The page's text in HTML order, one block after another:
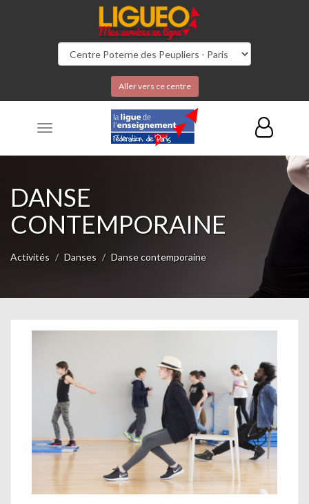
Aller vers ce centre
Toggle
DANSE
CONTEMPORAINE
Activités Danses Danse contemporaine